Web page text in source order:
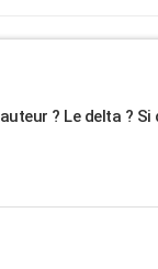
? Le delta ?